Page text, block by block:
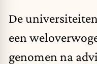
De
een
genomen na